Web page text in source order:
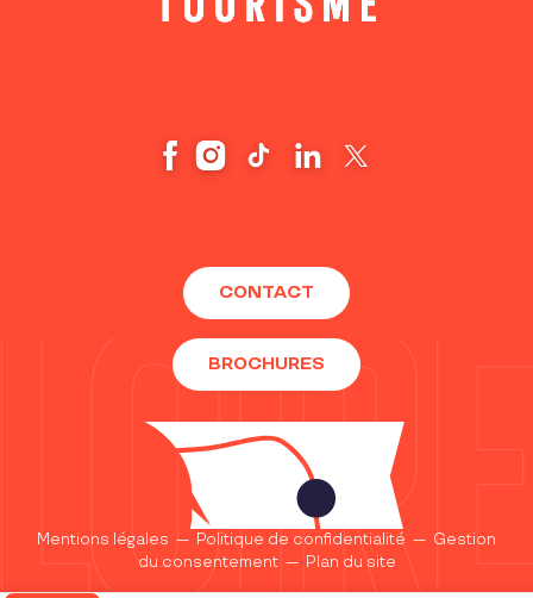
CONTACT
BROCHURES
Mentions légales — Politique de confidentialité — Gestion
du consentement— Plan du site